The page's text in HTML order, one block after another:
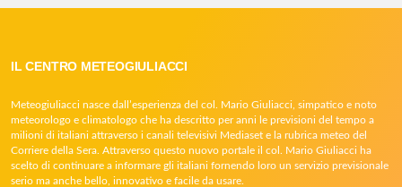
IL CENTRO METEOGIULIACCI
Meteogiuliacci nasce dall’esperienza del col. Mario Giuliacci, simpatico e noto
meteorologo e climatologo che ha descritto per anni le previsioni del tempo a
milioni di italiani attraverso i canali televisivi Mediaset e la rubrica meteo del
Corriere della Sera. Attraverso questo nuovo portale il col. Mario Giuliacci ha
scelto di continuare a informare gli italiani fornendo loro un servizio previsionale
serio ma anche bello, innovativo e facile da usare.